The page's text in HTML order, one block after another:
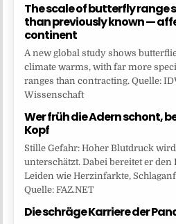
The scale of butterfly range
than previously known —
continent
A new global study shows
climate warms, with far more
ranges than contracting. Quelle:
Wissenschaft
Wer früh die Adern schont,
Kopf
Stille Gefahr: Hoher Blutdruck
unterschätzt. Dabei bereitet er
Leiden wie Herzinfarkte,
Quelle: FAZ.NET
Die schräge Karriere der